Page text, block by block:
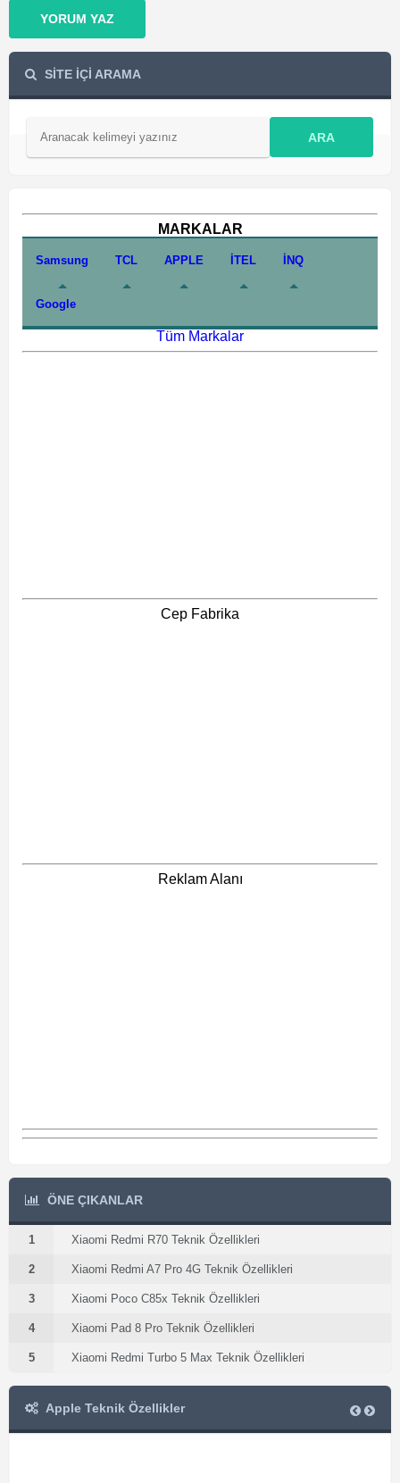
YORUM YAZ
SİTE İÇİ ARAMA
ARA
MARKALAR
Samsung TCL APPLE İTEL İNQ
Google
Tüm Markalar
Cep Fabrika
Reklam Alanı
ÖNE ÇIKANLAR
1 Xiaomi Redmi R70 Teknik Özellikleri
2 Xiaomi Redmi A7 Pro 4G Teknik Özellikleri
3 Xiaomi Poco C85x Teknik Özellikleri
4 Xiaomi Pad 8 Pro Teknik Özellikleri
5 Xiaomi Redmi Turbo 5 Max Teknik Özellikleri
Apple Teknik Özellikler